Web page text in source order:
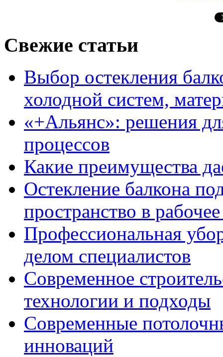
Свежие статьи
Выбор остекления
холодной систем,
«+Альянс»: решения
процессов
Какие преимущества
Остекление балкона
пространство в
Профессиональная
делом специалистов
Современное
технологии и подходы
Современные
инноваций